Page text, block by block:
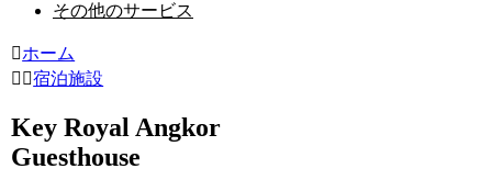
その他のサービス
ホーム
宿泊施設
Key Royal Angkor
Guesthouse